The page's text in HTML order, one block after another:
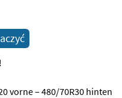
vorne – 480/70R30 hinten